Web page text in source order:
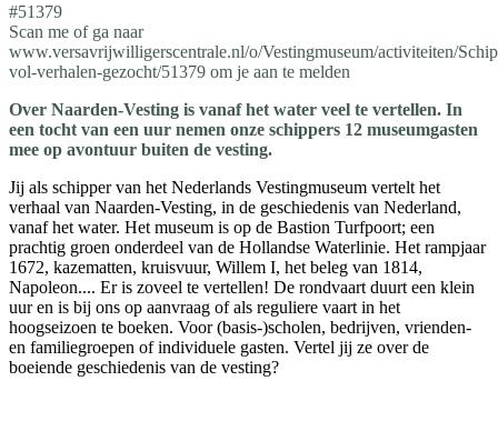
#51379
Scan me of ga naar
www.versavrijwilligerscentrale.nl/o/Vestingmuseum/activiteiten/
vol-verhalen-gezocht/51379 om je aan te melden
Over Naarden-Vesting is vanaf het water veel te vertellen. In
een tocht van een uur nemen onze schippers 12 museumgasten
mee op avontuur buiten de vesting.
Jij als schipper van het Nederlands Vestingmuseum vertelt het
verhaal van Naarden-Vesting, in de geschiedenis van Nederland,
vanaf het water. Het museum is op de Bastion Turfpoort; een
prachtig groen onderdeel van de Hollandse Waterlinie. Het rampjaar
1672, kazematten, kruisvuur, Willem I, het beleg van 1814,
Napoleon.... Er is zoveel te vertellen! De rondvaart duurt een klein
uur en is bij ons op aanvraag of als reguliere vaart in het
hoogseizoen te boeken. Voor (basis-)scholen, bedrijven, vrienden-
en familiegroepen of individuele gasten. Vertel jij ze over de
boeiende geschiedenis van de vesting?